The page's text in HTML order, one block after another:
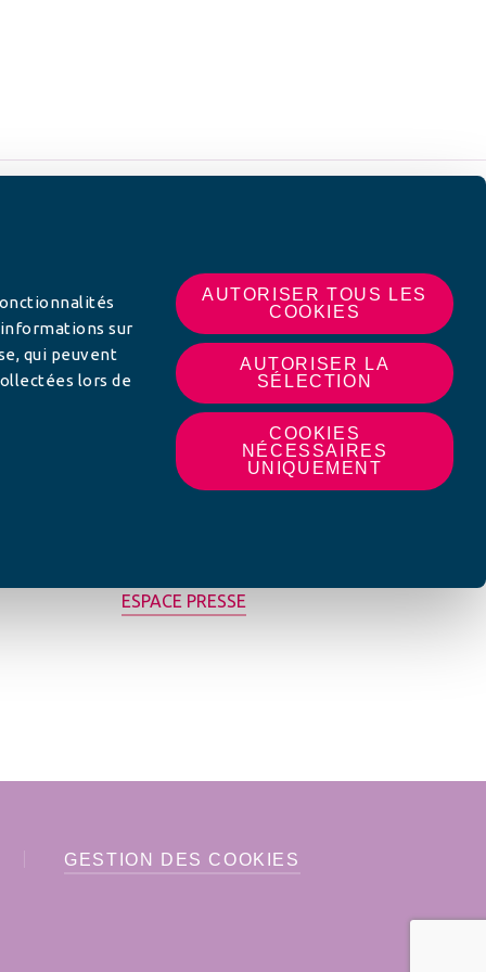
sur
qui peuvent
lors de
AUTORISER TOUS LES
COOKIES
AUTORISER LA
SÉLECTION
COOKIES
NÉCESSAIRES
UNIQUEMENT
ESPACE PRESSE
GESTION DES COOKIES